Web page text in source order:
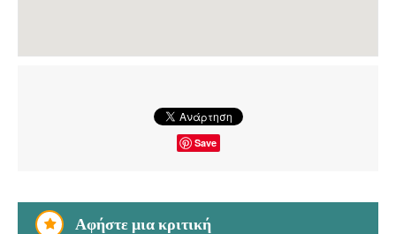
Save
Αφήστε μια κριτική